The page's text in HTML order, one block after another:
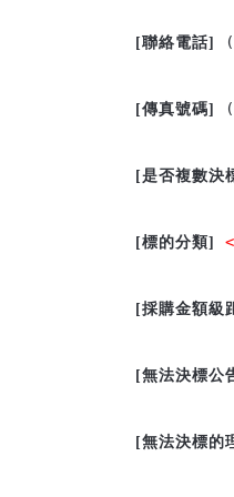
[聯絡電話]
[傳真號碼]
[是否複數決
[標的分類] <
[採購金額級
[無法決標公
[無法決標的